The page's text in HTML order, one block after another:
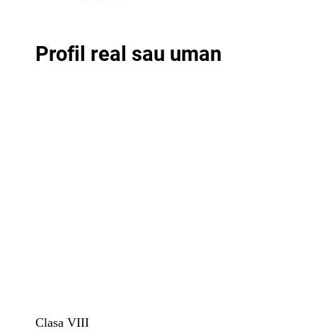
Profil real sau uman
Clasa VIII